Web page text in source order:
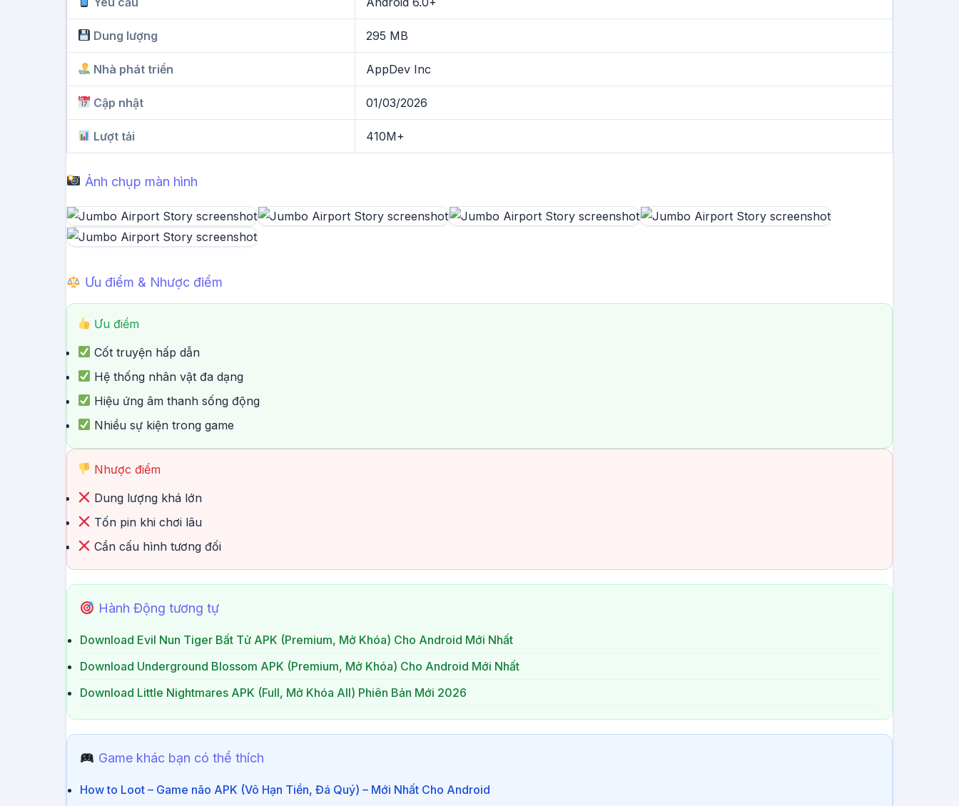
Dung lượng 295 MB
Nhà phát triển AppDev Inc
Cập nhật 01/03/2026
Lượt tải 410M+
Ảnh chụp màn hình
Ưu điểm & Nhược điểm
Ưu điểm
Cốt truyện hấp dẫn
Hệ thống nhân vật đa dạng
Hiệu ứng âm thanh sống động
Nhiều sự kiện trong game
Nhược điểm
Dung lượng khá lớn
Tốn pin khi chơi lâu
Cần cấu hình tương đối
Hành Động tương tự
Download Evil Nun Tiger Bất Tử APK (Premium, Mở Khóa) Cho Android Mới Nhất
Download Underground Blossom APK (Premium, Mở Khóa) Cho Android Mới Nhất
Download Little Nightmares APK (Full, Mở Khóa All) Phiên Bản Mới 2026
Game khác bạn có thể thích
How to Loot – Game não APK (Vô Hạn Tiền, Đá Quý) – Mới Nhất Cho Android